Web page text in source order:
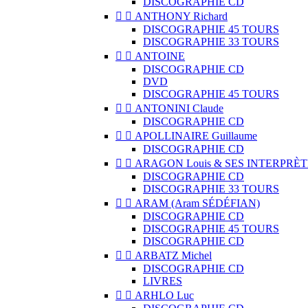
  ANTHONY Richard
DISCOGRAPHIE 45 TOURS
DISCOGRAPHIE 33 TOURS
  ANTOINE
DISCOGRAPHIE CD
DVD
DISCOGRAPHIE 45 TOURS
  ANTONINI Claude
DISCOGRAPHIE CD
  APOLLINAIRE Guillaume
DISCOGRAPHIE CD
  ARAGON Louis & SES
DISCOGRAPHIE CD
DISCOGRAPHIE 33 TOURS
  ARAM (Aram SÉDÉFIAN)
DISCOGRAPHIE CD
DISCOGRAPHIE 45 TOURS
DISCOGRAPHIE CD
  ARBATZ Michel
DISCOGRAPHIE CD
LIVRES
  ARHLO Luc